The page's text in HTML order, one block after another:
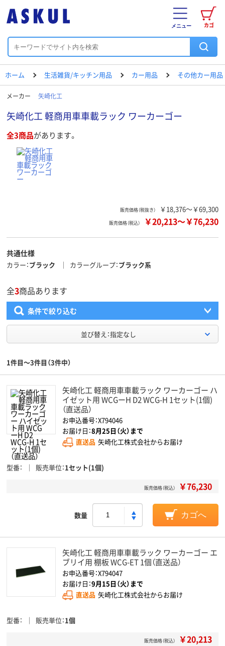
カゴ
メニュー
ホーム 生活雑貨/キッチン用品 カー用品 その他カー用品
メーカー 矢崎化工
矢崎化工 軽商用車車載ラック ワーカーゴー
全3商品があります。
販売価格（税抜き） ￥18,376～￥69,300
販売価格（税込） ￥20,213～￥76,230
共通仕様
カラー ブラック カラーグループ ブラック系
全3商品あります
条件で絞り込む
並び替え：指定なし
1件目～3件目（3件中）
矢崎化工 軽商用車車載ラック ワーカーゴー ハ
イゼット用 WCGーH D2 WCG-H 1セット(1個)
（直送品）
お申込番号：X794046
お届け日：8月25日（火）まで
直送品 矢崎化工株式会社からお届け
型番 販売単位 1セット(1個)
販売価格（税込） ￥76,230
数量 カゴへ
矢崎化工 軽商用車車載ラック ワーカーゴー エ
ブリイ用 棚板 WCG-ET 1個（直送品）
お申込番号：X794047
お届け日：9月15日（火）まで
直送品 矢崎化工株式会社からお届け
型番 販売単位 1個
販売価格（税込） ￥20,213